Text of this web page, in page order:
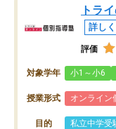
トラ
詳し
評価
対象学年 小1～小6
授業形式 オンライン
目的 私立中学受